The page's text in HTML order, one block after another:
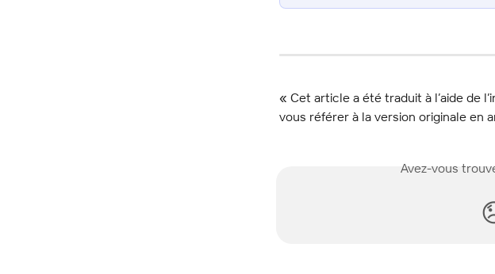
« Cet article a été traduit à l’aide de
vous référer à la version originale en
Avez-vous